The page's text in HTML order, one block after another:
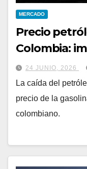
MERCADO
Precio
Colombia:
24 JUNIO, 2026
La caída del
precio de la
colombiano.